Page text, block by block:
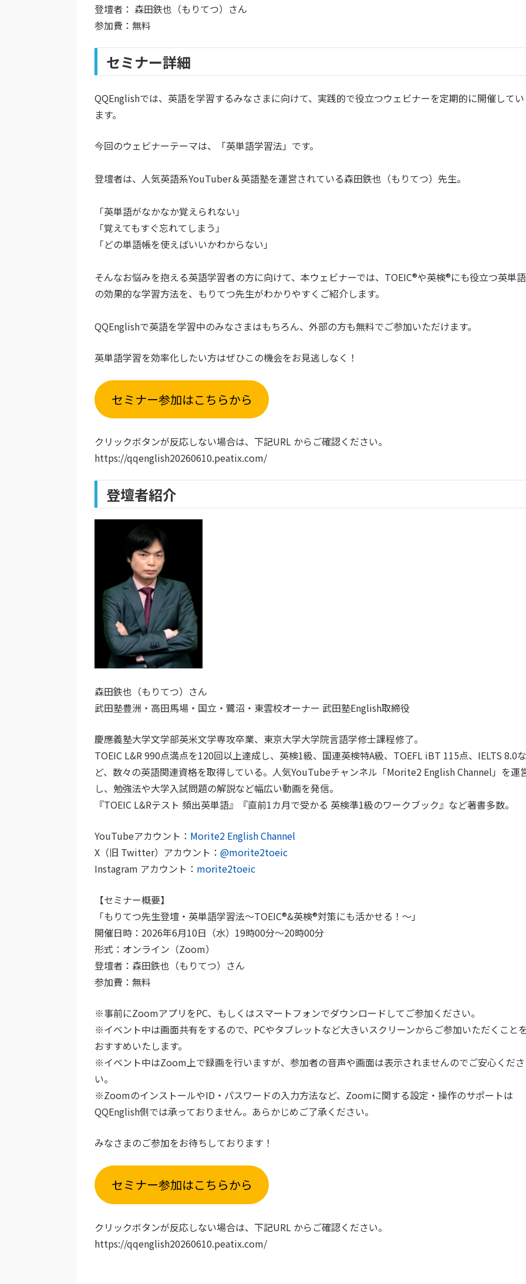
登壇者： 森田鉄也（もりてつ）さん
参加費：無料
セミナー詳細
QQEnglishでは、英語を学習するみなさまに向けて、実践的で役立つウェビナーを定期的に開催してい
ます。
今回のウェビナーテーマは、 「英単語学習法」 です。
登壇者は、人気英語系YouTuber＆英語塾を運営されている森田鉄也（もりてつ）先生。
「英単語がなかなか覚えられない」
「覚えてもすぐ忘れてしまう」
「どの単語帳を使えばいいかわからない」
そんなお悩みを抱える英語学習者の方に向けて、本ウェビナーでは、TOEIC®や英検®にも役立つ英単語
の効果的な学習方法を、もりてつ先生がわかりやすくご紹介します。
QQEnglishで英語を学習中のみなさまはもちろん、外部の方も無料でご参加いただけます。
英単語学習を効率化したい方はぜひこの機会をお見逃しなく！
セミナー参加はこちらから
クリックボタンが反応しない場合は、下記URL からご確認ください。
https://qqenglish20260610.peatix.com/
登壇者紹介
森田鉄也（もりてつ）さん
武田塾豊洲・高田馬場・国立・鷺沼・東雲校オーナー 武田塾English取締役
慶應義塾大学文学部英米文学専攻卒業、東京大学大学院言語学修士課程修了。
TOEIC L&R 990点満点を120回以上達成し、英検1級、国連英検特A級、TOEFL iBT 115点、IELTS 8.0な
ど、数々の英語関連資格を取得している。人気YouTubeチャンネル「Morite2 English Channel」を運
し、勉強法や大学入試問題の解説など幅広い動画を発信。
『TOEIC L&Rテスト 頻出英単語』『直前1カ月で受かる 英検準1級のワークブック』など著書多数。
YouTubeアカウント： Morite2 English Channel
X（旧 Twitter）アカウント： @morite2toeic
Instagram アカウント： morite2toeic
【セミナー概要】
「もりてつ先生登壇・英単語学習法〜TOEIC®&英検®対策にも活かせる！〜」
開催日時：2026年6月10日（水）19時00分〜20時00分
形式：オンライン（Zoom）
登壇者：森田鉄也（もりてつ）さん
参加費：無料
※事前にZoomアプリをPC、もしくはスマートフォンでダウンロードしてご参加ください。
※イベント中は画面共有をするので、PCやタブレットなど大きいスクリーンからご参加いただくこと
おすすめいたします。
※イベント中はZoom上で録画を行いますが、参加者の音声や画面は表示されませんのでご安心くださ
い。
※ZoomのインストールやID・パスワードの入力方法など、Zoomに関する設定・操作のサポートは
QQEnglish側では承っておりません。あらかじめご了承ください。
みなさまのご参加をお待ちしております！
セミナー参加はこちらから
クリックボタンが反応しない場合は、下記URL からご確認ください。
https://qqenglish20260610.peatix.com/